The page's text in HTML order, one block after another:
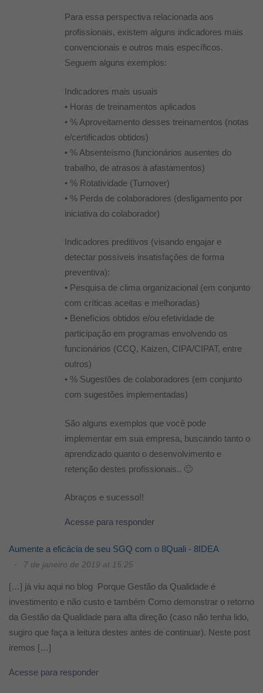
Para essa perspectiva relacionada aos
profissionais, existem alguns indicadores mais
convencionais e outros mais específicos.
Seguem alguns exemplos:
Indicadores mais usuais
• Horas de treinamentos aplicados
• % Aproveitamento desses treinamentos (notas
e/certificados obtidos)
• % Absenteísmo (funcionários ausentes do
trabalho, de atrasos à afastamentos)
• % Rotatividade (Turnover)
• % Perda de colaboradores (desligamento por
iniciativa do colaborador)
Indicadores preditivos (visando engajar e
detectar possíveis insatisfações de forma
preventiva):
• Pesquisa de clima organizacional (em conjunto
com críticas aceitas e melhoradas)
• Benefícios obtidos e/ou efetividade de
participação em programas envolvendo os
funcionários (CCQ, Kaizen, CIPA/CIPAT, entre
outros)
• % Sugestões de colaboradores (em conjunto
com sugestões implementadas)
São alguns exemplos que você pode
implementar em sua empresa, buscando tanto o
aprendizado quanto o desenvolvimento e
retenção destes profissionais.. 🙂
Abraços e sucesso!!
Acesse para responder
Aumente a eficácia de seu SGQ com o 8Quali - 8IDEA
7 de janeiro de 2019 at 15:25
[…] já viu aqui no blog Porque Gestão da Qualidade é
investimento e não custo e também Como demonstrar o retorno
da Gestão da Qualidade para alta direção (caso não tenha lido,
sugiro que faça a leitura destes antes de continuar). Neste post
iremos […]
Acesse para responder